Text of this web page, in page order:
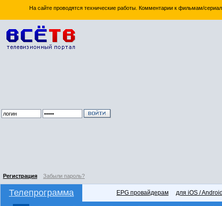
На сайте проводятся технические работы. Комментарии к фильмам/
Регистрация Забыли пароль?
Телепрограмма EPG провайдерам для iOS /